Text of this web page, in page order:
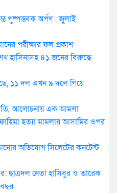
পুষ্পস্তবক অর্পণ : জুলাই
পরীক্ষার ফল প্রকাশ
হাসিনাসহ ৪১ জনের বিরুদ্ধে
১১ দল এখন ৯ দলে গিয়ে
আলোচনায় এক আমলা
হত্যা মামলার আসামির ওপর
অভিযোগ সিলেটের কনটেন্ট
ছাত্রদল নেতা হাসিবুর ও তারেক
বছর